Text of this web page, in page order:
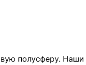
полусферу.